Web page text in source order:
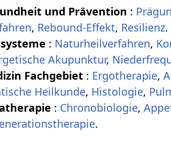
und Prävention :
, Rebound-Effekt, Resilienz.
: Naturheilverfahren,
Akupunktur,
Fachgebiet : Ergotherapie,
Heilkunde, Histologie,
: Chronobiologie,
.